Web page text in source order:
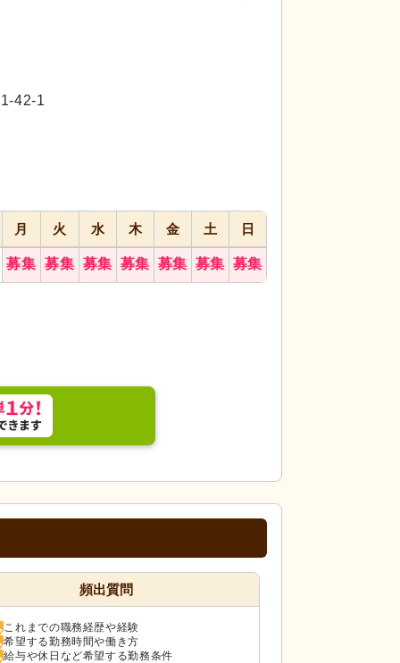
42-1
月 火 水 木 金 土 日
募集 募集 募集 募集 募集 募集 募集
頻出質問
これまでの職務経歴や経験
希望する勤務時間や働き方
給与や休日など希望する勤務条件